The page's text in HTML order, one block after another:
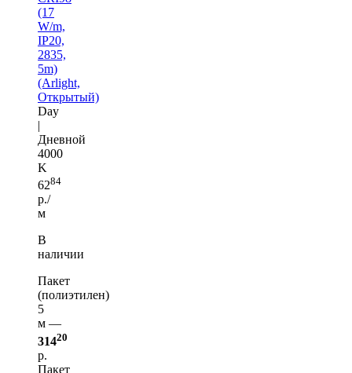
(17
W/m,
IP20,
2835,
5m)
(Arlight,
Открытый)
Day
|
Дневной
4000
K
6284
р./
м
В
наличии
Пакет
(полиэтилен)
5
м —
31420
р.
Пакет